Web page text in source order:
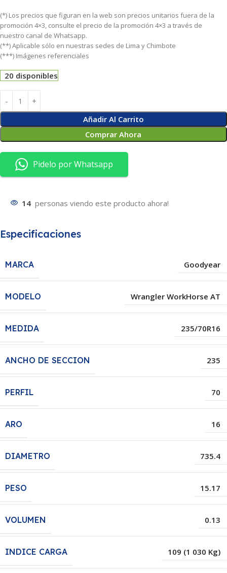
(*) Los precios que figuran en la web son precios unitarios fuera de la
promoción 4×3, consulte el precio de la promoción 4×3 a través de
nuestro canal de Whatsapp.
(**) Aplicable sólo en nuestras sedes de Lima y Chimbote
(***) Imágenes referenciales
20 disponibles
Añadir Al Carrito
Comprar Ahora
Pidelo por Whatsapp
14 personas viendo este producto ahora!
Especificaciones
MARCA Goodyear
MODELO Wrangler WorkHorse AT
MEDIDA 235/70R16
ANCHO DE SECCION 235
PERFIL 70
ARO 16
DIAMETRO 735.4
PESO 15.17
VOLUMEN 0.13
INDICE CARGA 109 (1 030 Kg)